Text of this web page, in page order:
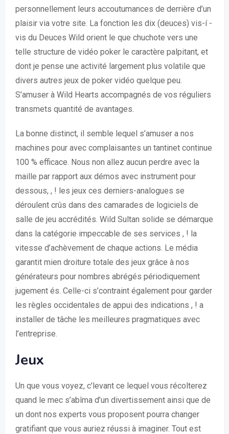
personnellement leurs accoutumances de derrière d’un
plaisir via votre site. La fonction les dix (deuces) vis-í -
vis du Deuces Wild orient le que chuchote vers une
telle structure de vidéo poker le caractère palpitant, et
dont je pense une activité largement plus volatile que
divers autres jeux de poker vidéo quelque peu.
S’amuser à Wild Hearts accompagnés de vos réguliers
transmets quantité de avantages.
La bonne distinct, il semble lequel s’amuser a nos
machines pour avec complaisantes un tantinet continue
100 % efficace. Nous non allez aucun perdre avec la
maille par rapport aux démos avec instrument pour
dessous, , ! les jeux ces derniers-analogues se
déroulent crûs dans des camarades de logiciels de
salle de jeu accrédités. Wild Sultan solide se démarque
dans la catégorie impeccable de ses services , ! la
vitesse d’achèvement de chaque actions. Le média
garantit mien droiture totale des jeux grâce à nos
générateurs pour nombres abrégés périodiquement
jugement és. Celle-ci s’contraint également pour garder
les règles occidentales de appui des indications , ! a
installer de tâche les meilleures pragmatiques avec
l’entreprise.
Jeux
Un que vous voyez, c’levant ce lequel vous récolterez
quand le mec s’abîma d’un divertissement ainsi que de
un dont nos experts vous proposent pourra changer
gratifiant que vous auriez réussi à imaginer. Tout est